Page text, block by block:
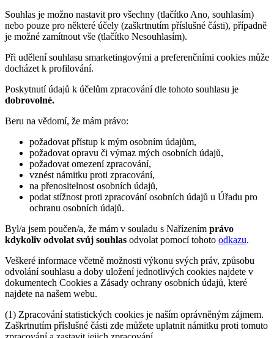
Souhlas je možno nastavit pro všechny (tlačítko Ano, souhlasím)
nebo pouze pro některé účely (zaškrtnutím příslušné části), případně
je možné zamítnout vše (tlačítko Nesouhlasím).
Při udělení souhlasu smarketingovými a preferenčními cookies může
docházet k profilování.
Poskytnutí údajů k účelům zpracování dle tohoto souhlasu je
dobrovolné.
Beru na vědomí, že mám právo:
požadovat přístup k mým osobním údajům,
požadovat opravu či výmaz mých osobních údajů,
požadovat omezení zpracování,
vznést námitku proti zpracování,
na přenositelnost osobních údajů,
podat stížnost proti zpracování osobních údajů u Úřadu pro
ochranu osobních údajů.
Byl/a jsem poučen/a, že mám v souladu s Nařízením právo
kdykoliv odvolat svůj souhlas odvolat pomocí tohoto odkazu.
Veškeré informace včetně možnosti výkonu svých práv, způsobu
odvolání souhlasu a doby uložení jednotlivých cookies najdete v
dokumentech Cookies a Zásady ochrany osobních údajů, které
najdete na našem webu.
(1) Zpracování statistických cookies je naším oprávněným zájmem.
Zaškrtnutím příslušné části zde můžete uplatnit námitku proti tomuto